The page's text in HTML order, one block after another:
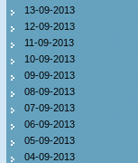
13-09-2013
12-09-2013
11-09-2013
10-09-2013
09-09-2013
08-09-2013
07-09-2013
06-09-2013
05-09-2013
04-09-2013